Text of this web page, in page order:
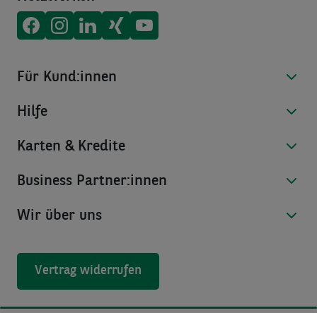
Consors Finanz aufFacebook
Consors Finanz auf
Consors Finanz auf
Consors Finanz auf
Consors Finanz auf
Für Kund:innen
Hilfe
Karten & Kredite
Business Partner:innen
Wir über uns
Vertrag widerrufen